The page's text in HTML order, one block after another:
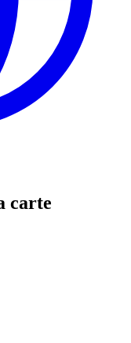
carte